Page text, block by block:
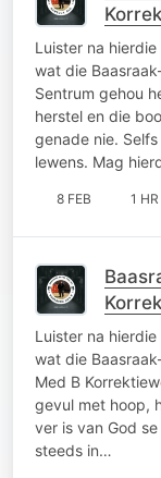
Luister na
wat die
Sentrum gehou
herstel en die
genade nie.
lewens. Mag
8 FEB 1
Luister na
wat die
Med B
gevul met hoop,
ver is van God
steeds in…